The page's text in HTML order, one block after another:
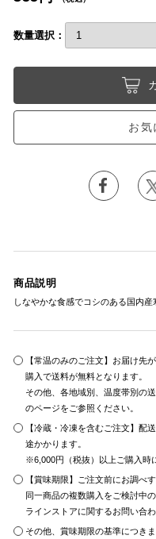
数量選択：
お気
商品説明
しなやかな食感でコシのある国内
【常温のみのご注文】お届け先
購入で送料が無料となります。
その他、各地域別、温度帯別の
のページをご参照ください。
【冷蔵・冷凍を含むご注文】配
途かかります。
※6,000円（税抜）以上ご購入時
【賞味期限】ご注文前にお調べ
同一商品の複数購入をご検討中
ラインストアに関するお問い合
その他、賞味期限の基準につき